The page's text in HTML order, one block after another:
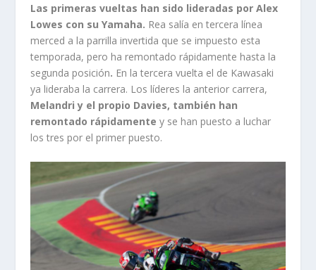
Las primeras vueltas han sido lideradas por Alex
Lowes con su Yamaha. Rea salía en tercera línea
merced a la parrilla invertida que se impuesto esta
temporada, pero ha remontado rápidamente hasta la
segunda posición. En la tercera vuelta el de Kawasaki
ya lideraba la carrera. Los líderes la anterior carrera,
Melandri y el propio Davies, también han
remontado rápidamente y se han puesto a luchar
los tres por el primer puesto.